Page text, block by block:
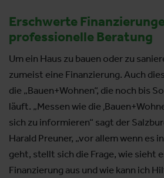
Erschwerte
professionelle Beratung
Um ein Haus zu bauen oder zu
zumeist eine Finanzierung. Auch
die „Bauen+Wohnen“, die noch bis
läuft. „Messen wie die
sich zu informieren“ sagt der
Harald Preuner, „vor allem wenn es
geht, stellt sich die Frage, wie sieht
Finanzierung aus und wie kann ich